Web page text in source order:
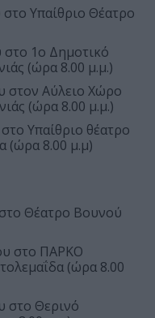
Υπαίθριο Θέατρο
1ο Δημοτικό
(ώρα 8.00 μ.μ.)
στον Αύλειο Χώρο
(ώρα 8.00 μ.μ.)
Υπαίθριο θέατρο
(ώρα 8.00 μ.μ)
Θέατρο Βουνού
στο ΠΑΡΚΟ
(ώρα 8.00
στο Θερινό